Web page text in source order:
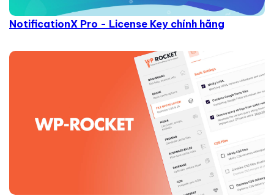
NotificationX Pro - License Key chính hãng